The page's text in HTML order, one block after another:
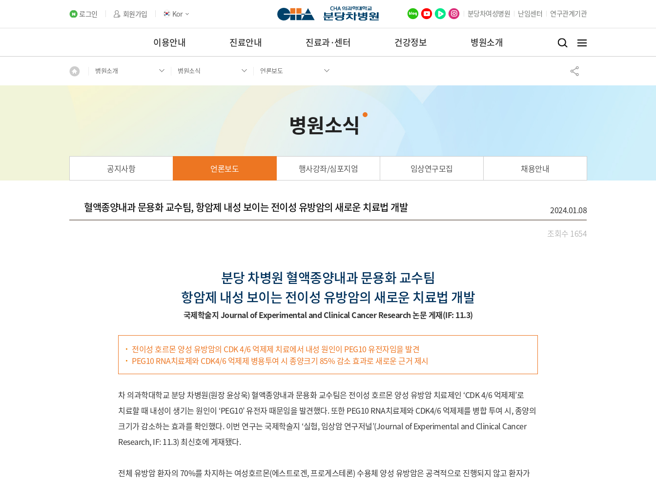
로그인 회원가입 Kor 분당차여성병원 난임센터 연구관계기관
이용안내 진료안내 진료과·센터 건강정보 병원소개
병원소개 병원소식 언론보도
병원소식
공지사항 언론보도 행사강좌/심포지엄 임상연구모집 채용안내
혈액종양내과 문용화 교수팀, 항암제 내성 보이는 전이성 유방암의 새로운 치료법 개발
2024.01.08
조회수 1654
분당 차병원 혈액종양내과 문용화 교수팀
항암제 내성 보이는 전이성 유방암의 새로운 치료법 개발
국제학술지 Journal of Experimental and Clinical Cancer Research 논문 게재(IF: 11.3)
전이성 호르몬 양성 유방암의 CDK 4/6 억제제 치료에서 내성 원인이 PEG10 유전자임을 발견
PEG10 RNA치료제와 CDK4/6 억제제 병용투여 시 종양크기 85% 감소 효과로 새로운 근거 제시
차 의과학대학교 분당 차병원(원장 윤상욱) 혈액종양내과 문용화 교수팀은 전이성 호르몬 양성 유방암 치료제인 ‘CDK 4/6 억제제’로
치료할 때 내성이 생기는 원인이 ‘PEG10’ 유전자 때문임을 발견했다. 또한 PEG10 RNA치료제와 CDK4/6 억제제를 병합 투여 시, 종양의
크기가 감소하는 효과를 확인했다. 이번 연구는 국제학술지 ‘실험, 임상암 연구저널’(Journal of Experimental and Clinical Cancer
Research, IF: 11.3) 최신호에 게재됐다.
전체 유방암 환자의 70%를 차지하는 여성호르몬(에스트로겐, 프로게스테론) 수용체 양성 유방암은 공격적으로 진행되지 않고 환자가